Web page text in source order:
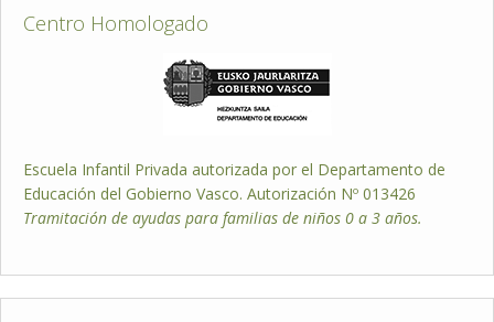
Centro Homologado
Escuela Infantil Privada autorizada por el Departamento de
Educación del Gobierno Vasco. Autorización Nº 013426
Tramitación de ayudas para familias de niños 0 a 3 años.